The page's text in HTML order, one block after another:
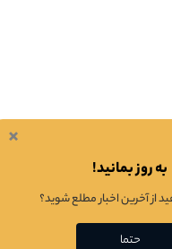
×
به روز بمانید!
از آخرین اخبار مطلع شوید؟
حتما